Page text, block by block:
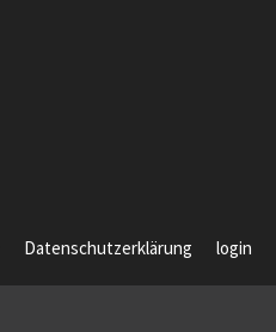
Datenschutzerklärung login